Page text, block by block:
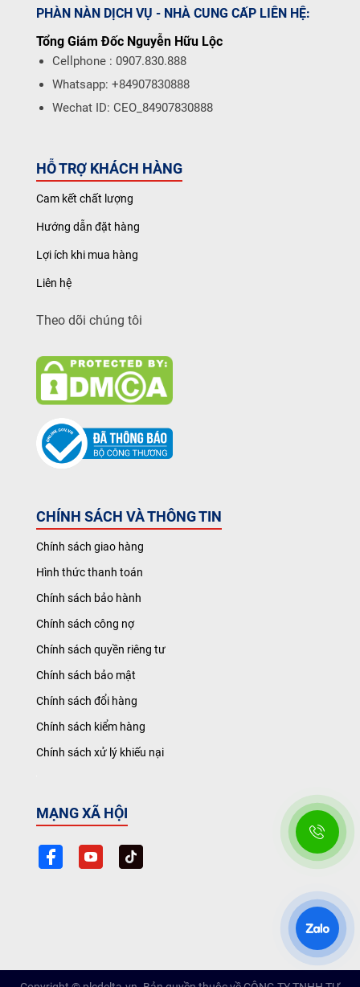
PHÀN NÀN DỊCH VỤ - NHÀ CUNG CẤP LIÊN HỆ:
Tổng Giám Đốc Nguyễn Hữu Lộc
Cellphone : 0907.830.888
Whatsapp: +84907830888
Wechat ID: CEO_84907830888
HỖ TRỢ KHÁCH HÀNG
Cam kết chất lượng
Hướng dẫn đặt hàng
Lợi ích khi mua hàng
Liên hệ
Theo dõi chúng tôi
CHÍNH SÁCH VÀ THÔNG TIN
Chính sách giao hàng
Hình thức thanh toán
Chính sách bảo hành
Chính sách công nợ
Chính sách quyền riêng tư
Chính sách bảo mật
Chính sách đổi hàng
Chính sách kiểm hàng
Chính sách xử lý khiếu nại
MẠNG XÃ HỘI